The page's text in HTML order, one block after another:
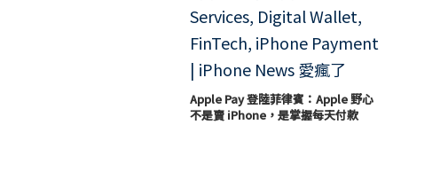
Apple Pay 登陸菲律賓：Apple 野心
不是賣 iPhone，是掌握每天付款